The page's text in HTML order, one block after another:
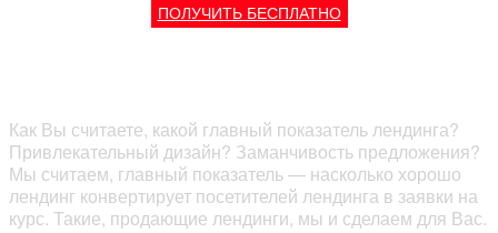
ПОЛУЧИТЬ БЕСПЛАТНО
Как Вы считаете, какой главный показатель лендинга?
Привлекательный дизайн? Заманчивость предложения?
Мы считаем, главный показатель — насколько хорошо
лендинг конвертирует посетителей лендинга в заявки на
курс. Такие, продающие лендинги, мы и сделаем для Вас.